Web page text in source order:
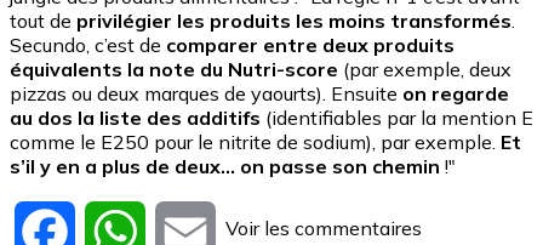
tout de privilégier les produits les moins transformés
Secundo, c’est de comparer entre deux produits
équivalents la note du Nutri-score (par exemple, deux
pizzas ou deux marques de yaourts). Ensuite on regarde
au dos la liste des additifs (identifiables par la mention E
comme le E250 pour le nitrite de sodium), par exemple. Et
s’il y en a plus de deux… on passe son chemin !"
Facebook WhatsApp
Email
Voir les commentaires